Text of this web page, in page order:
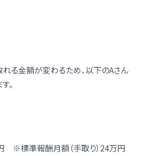
る金額が変わるため、以下のAさん
。
※標準報酬月額（手取り）24万円